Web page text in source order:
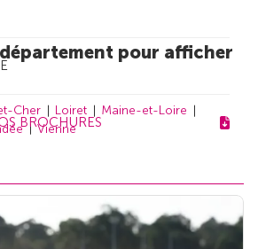
BROCHURES
pour afficher
Cher Loiret
Maine-et-Loire
Vienne